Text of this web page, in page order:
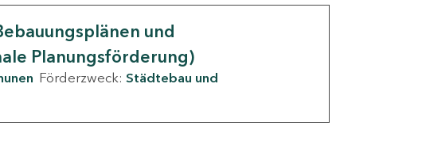
und
Planungsförderung)
Förderzweck: Städtebau und